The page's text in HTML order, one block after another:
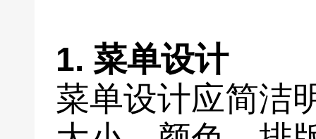
1. 菜单设计
菜单设计应简洁